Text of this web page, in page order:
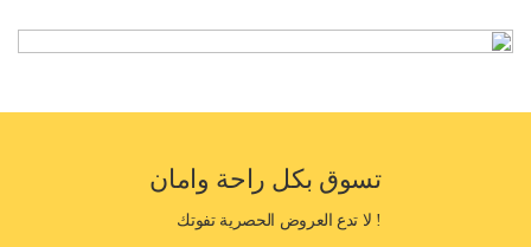
تسوق بكل راحة وامان
! لا تدع العروض الحصرية تفوتك